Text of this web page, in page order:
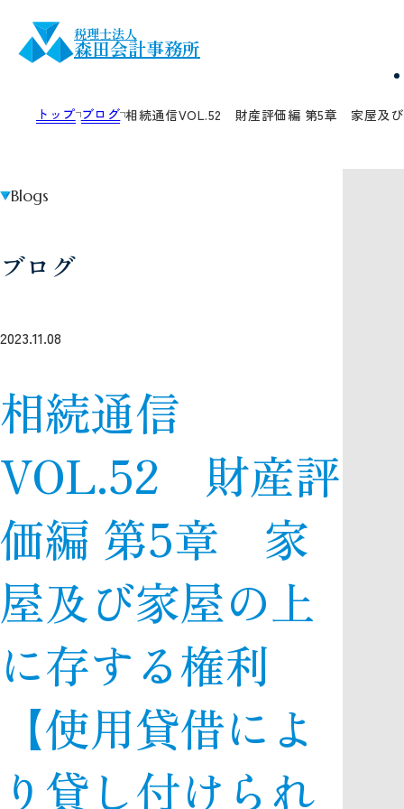
税理士法人
森田会計事務所
トップ ブログ 相続通信VOL.52 財産評価編 第5章 家屋及び
ブログ
Blogs
2023.11.08
相続通信
VOL.52 財産評
価編 第5章 家
屋及び家屋の上
に存する権利
【使用貸借によ
り貸し付けられ